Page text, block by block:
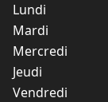
Lundi
Mardi
Mercredi
Jeudi
Vendredi